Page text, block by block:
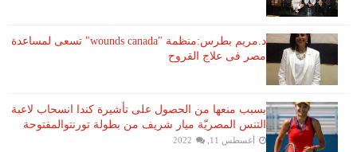
د.مريم بطرس:منظمة "wounds canada" تسعى لمساعدة
مصر فى علاج القروح
بسبب منعها من الحصول على تأشيرة كندا انسحاب لاعبة ​
التنس​ المصريّة ​ميار شريف​ من بطولة ​تورنتو​المفتوحة
أغسطس 11, 2022